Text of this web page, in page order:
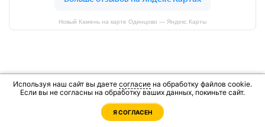
Новый Камень на карте Одинцово — Яндекс Карты
Закажите расчет материала под ваш
Используя наш сайт вы даете согласие на обработку файлов cookie.
Если вы не согласны на обработку ваших данных, покиньте сайт.
Я СОГЛАСЕН